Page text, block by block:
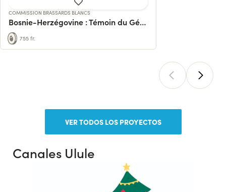
COMMISSION BRASSARDS BLANCS
Bosnie-Herzégovine : Témoin du Génocide.
755 fr.
VER TODOS LOS PROYECTOS
Canales Ulule